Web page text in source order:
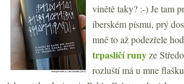
vinětě taky? :-) Je tam
iberském písmu, prý
mně to až podezřele
trpasličí runyze
rozluští má u mne